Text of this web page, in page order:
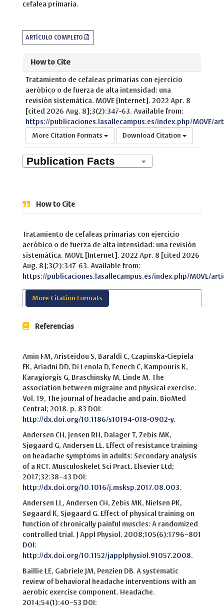
cefalea primaria.
ARTÍCULO COMPLETO
How to Cite
Tratamiento de cefaleas primarias con ejercicio
aeróbico o de fuerza de alta intensidad: una
revisión sistemática. MOVE [Internet]. 2022 Apr. 8
[cited 2026 Aug. 8];3(2):347-63. Available from:
https://publicaciones.lasallecampus.es/index.php/MOVE/
More Citation Formats Download Citation
How to Cite
Tratamiento de cefaleas primarias con ejercicio
aeróbico o de fuerza de alta intensidad: una revisión
sistemática. MOVE [Internet]. 2022 Apr. 8 [cited 2026
Aug. 8];3(2):347-63. Available from:
https://publicaciones.lasallecampus.es/index.php/MOVE/
More Citation Formats
Referencias
Amin FM, Aristeidou S, Baraldi C, Czapinska-Ciepiela
EK, Ariadni DD, Di Lenola D, Fenech C, Kampouris K,
Karagiorgis G, Braschinsky M, Linde M. The
association between migraine and physical exercise.
Vol. 19, The journal of headache and pain. BioMed
Central; 2018. p. 83 DOI:
http://dx.doi.org/10.1186/s10194-018-0902-y.
Andersen CH, Jensen RH, Dalager T, Zebis MK,
Sjøgaard G, Andersen LL. Effect of resistance training
on headache symptoms in adults: Secondary analysis
of a RCT. Musculoskelet Sci Pract. Elsevier Ltd;
2017;32:38–43 DOI:
http://dx.doi.org/10.1016/j.msksp.2017.08.003.
Andersen LL, Andersen CH, Zebis MK, Nielsen PK,
Søgaard K, Sjøgaard G. Effect of physical training on
function of chronically painful muscles: A randomized
controlled trial. J Appl Physiol. 2008;105(6):1796–801
DOI:
http://dx.doi.org/10.1152/japplphysiol.91057.2008.
Baillie LE, Gabriele JM, Penzien DB. A systematic
review of behavioral headache interventions with an
aerobic exercise component. Headache.
2014;54(1):40–53 DOI: